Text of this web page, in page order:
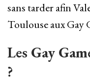
sans tarder afin
Toulouse aux Gay
Les Gay
?